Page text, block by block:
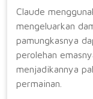
Claude
mengeluarkan
pamungkasnya
perolehan
menjadikannya
permainan.